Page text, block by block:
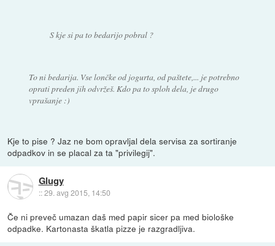
S kje si pa to bedarijo pobral ?
To ni bedarija. Vse lončke od jogurta, od paštete,... je potrebno
oprati preden jih odvržeš. Kdo pa to sploh dela, je drugo
vprašanje :)
Kje to pise ? Jaz ne bom opravljal dela servisa za sortiranje
odpadkov in se placal za ta "privilegij".
Glugy
::29. avg 2015, 14:50
Če ni preveč umazan daš med papir sicer pa med biološke
odpadke. Kartonasta škatla pizze je razgradljiva.